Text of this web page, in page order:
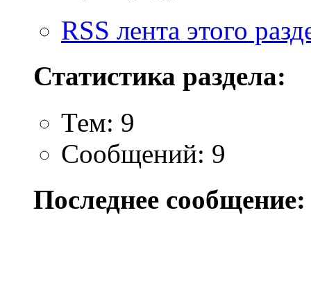
RSS лента этого
Статистика раздела:
Тем: 9
Сообщений: 9
Последнее сообщение: